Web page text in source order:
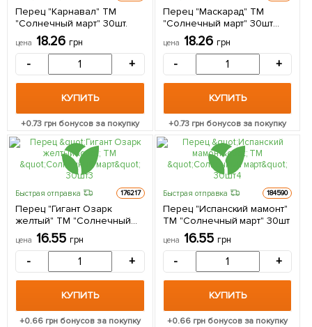
Перец "Карнавал" ТМ
"Солнечный март" 30шт.
цена 18.26 грн
- +
КУПИТЬ
+0.73 грн бонусов за покупку
Перец "Маскарад" ТМ
"Солнечный март" 30шт
цена 18.26 грн
- +
КУПИТЬ
+0.73грн бонусов за покупку
Быстрая отправка 176217
Перец "Гигант Озарк
желтый" ТМ "Солнечный
март" 30шт
цена 16.55 грн
- +
КУПИТЬ
+0.66 грн бонусов за покупку
Быстрая отправка 184590
Перец "Испанский мамонт"
ТМ "Солнечный март" 30шт
цена 16.55 грн
- +
КУПИТЬ
+0.66грн бонусов за покупку